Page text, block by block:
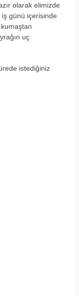
olarak elimizde
günü içerisinde
uç
istediğiniz